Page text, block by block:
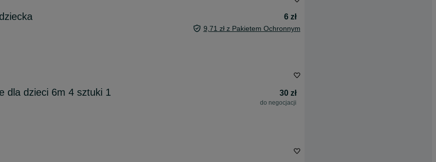
6 zł
9,71 zł z Pakietem Ochronnym
dla dzieci 6m 4 sztuki 1
30 zł
do negocjacji